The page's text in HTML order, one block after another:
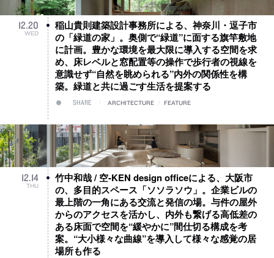
12.20
WED
稲山貴則建築設計事務所による、神奈川・逗子市
の「緑道の家」。奥側で“緑道”に面する旗竿敷地
に計画。豊かな環境を最大限に導入する空間を求
め、床レベルと窓配置等の操作で歩行者の視線を
意識せず“自然を眺められる”内外の関係性を構
築。緑道と共に過ごす生活を提案する
SHARE ARCHITECTURE FEATURE
12.14
THU
竹中和哉 / 空-KEN design officeによる、大阪市
の、多目的スペース「ソソラソウ」。企業ビルの
最上階の一角にある交流と発信の場。与件の屋外
からのアクセスを活かし、内外も繋げる高低差の
ある床面で空間を“緩やかに”間仕切る構成を考
案。“大小様々な曲線”を導入して様々な感覚の居
場所も作る